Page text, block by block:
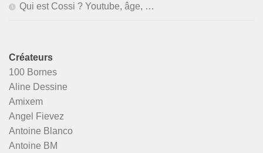
Qui est Cossi ? Youtube, âge, …
Créateurs
100 Bornes
Aline Dessine
Amixem
Angel Fievez
Antoine Blanco
Antoine BM